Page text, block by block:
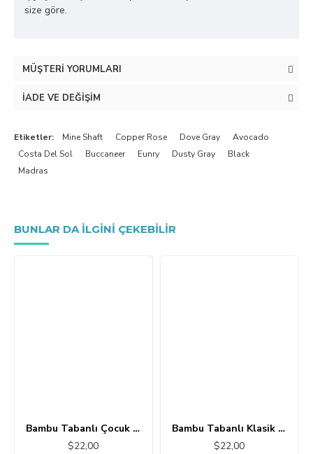
size göre.
MÜŞTERI YORUMLARI
İADE VE DEĞIŞIM
Etiketler: Mine Shaft Copper Rose Dove Gray
Avocado
Costa Del Sol
Buccaneer Eunry Dusty Gray
Black
Madras
BUNLAR DA ILGINI ÇEKEBILIR
Bambu Tabanlı Çocuk Halısı MC101
$22,00
Bambu Tabanlı Klasik Halı MS109
$22,00